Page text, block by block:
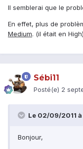
Il semblerai que le
En effet, plus de
Medium. (il était en High)
Sébi11
Posté(e) 2
Le 02/09/2011
Bonjour,